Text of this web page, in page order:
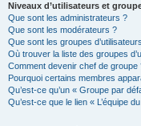
Niveaux d’utilisateurs et
Que sont les administrateurs ?
Que sont les modérateurs ?
Que sont les groupes
Où trouver la liste des groupes
Comment devenir chef de groupe
Pourquoi certains membres
Qu’est-ce qu’un « Groupe par
Qu’est-ce que le lien « L’équipe